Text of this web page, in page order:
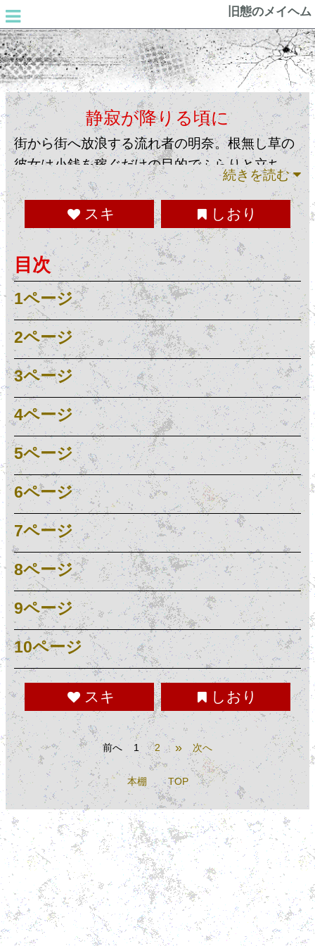
旧態のメイヘム
静寂が降りる頃に
街から街へ放浪する流れ者の明奈。根無し草の
彼女は小銭を稼ぐだけの目的でふらりと立ち寄
った街では静かな風が吹いていた。寒い季節に
起きた誰も救われない話。（２０１７年１月２
０日作品）（２０２４年１１月１９日加筆修
正）
続きを読む
スキ しおり
目次
1ページ
2ページ
3ページ
4ページ
5ページ
6ページ
7ページ
8ページ
9ページ
10ページ
スキ しおり
前へ 1 2 » 次へ
本棚 TOP